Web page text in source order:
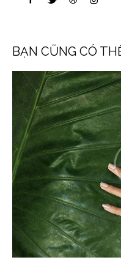
BẠN CŨNG CÓ